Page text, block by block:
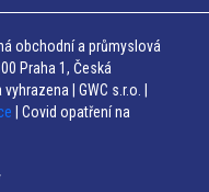
obchodní a průmyslová
Praha 1, Česká
| GWC s.r.o. |
| Covid opatření na